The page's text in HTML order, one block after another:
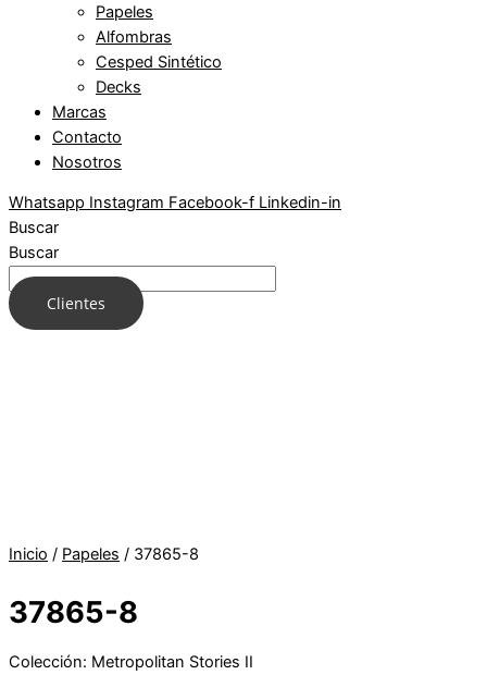
Papeles
Alfombras
Cesped Sintético
Decks
Marcas
Contacto
Nosotros
Whatsapp Instagram Facebook-f Linkedin-in
Buscar
Buscar
Clientes
Inicio / Papeles / 37865-8
37865-8
Colección: Metropolitan Stories II